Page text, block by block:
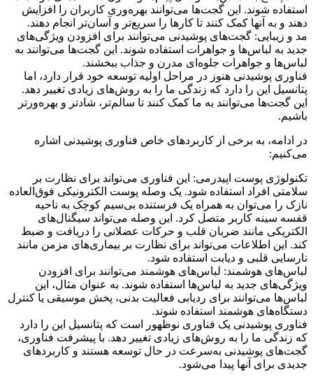
استفاده شوند. این گجت‌ها می‌توانند بهره‌وری کاربران را افزایش
دهند و به آنها کمک کنند تا کارها را سریع‌تر و آسان‌تر انجام دهند.
مد و زیبایی: گجت‌های پوشیدنی می‌توانند برای افزودن ویژگی‌های
جدید به لباس‌ها و جواهرات استفاده شوند. این گجت‌ها می‌توانند به
لباس‌ها و جواهرات جلوه‌ای مدرن و جذاب ببخشند.
فناوری پوشیدنی هنوز در مراحل اولیه توسعه خود قرار دارد، اما
پتانسیل این را دارد که زندگی ما را به روش‌های زیادی تغییر دهد.
این گجت‌ها می‌توانند به ما کمک کنند تا سالم‌تر، شادتر و بهره‌ورتر
باشیم.
در ادامه، به برخی از کاربردهای خاص فناوری پوشیدنی اشاره
می‌کنیم:
تکنولوژی پوست اپیدرمی: این فناوری می‌تواند برای نظارت بر
سلامتی افراد استفاده شود. یک وصله پوست الکترونیکی فوق‌العاده
نازک را می‌توان به همراه یک فرستنده بی‌سیم کوچک به ناحیه
قفسه سینه کاربر متصل کرد. این وصله می‌تواند سیگنال‌های
الکتریکی مانند ضربان قلب و حرکات عضلانی را دریافت و ضبط
کند. این اطلاعات می‌تواند برای نظارت بر بیماری‌های مزمن مانند
نارسایی قلبی و دیابت استفاده شود.
لباس‌های هوشمند: لباس‌های هوشمند می‌توانند برای افزودن
ویژگی‌های جدید به لباس‌ها استفاده شوند. به عنوان مثال، این
لباس‌ها می‌توانند برای ردیابی فعالیت بدنی، پخش موسیقی یا کنترل
دستگاه‌های هوشمند استفاده شوند.
فناوری پوشیدنی یک فناوری نوظهور است که پتانسیل این را دارد
که زندگی ما را به روش‌های زیادی تغییر دهد. با پیشرفت فناوری،
گجت‌های پوشیدنی به‌سرعت در حال توسعه هستند و کاربردهای
جدیدی برای آنها پیدا می‌شود.